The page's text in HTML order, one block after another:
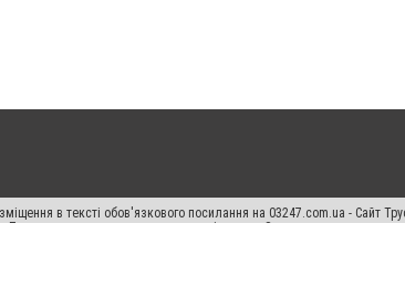
в тексті обов'язкового посилання на 03247.com.ua - Сайт
Порушення виняткових прав переслідується Законом.